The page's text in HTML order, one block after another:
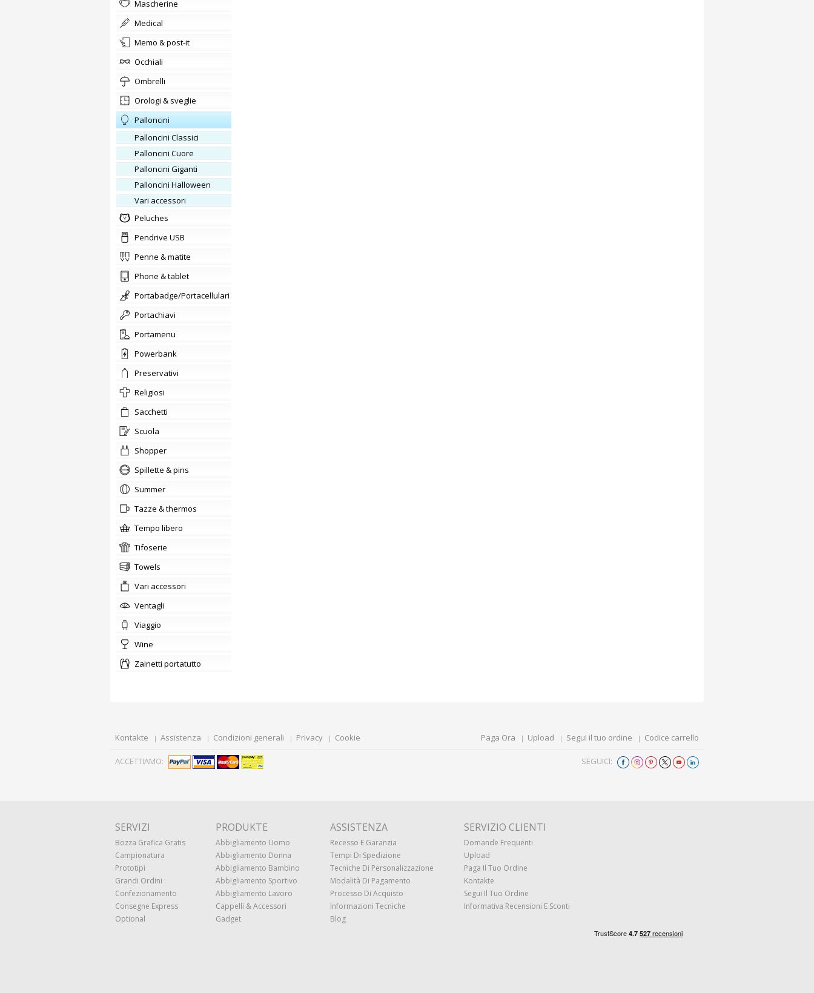
Mascherine
medical
memo & post-it
occhiali
ombrelli
orologi & sveglie
Palloncini
Palloncini Classici
Palloncini Cuore
Palloncini Giganti
Palloncini Halloween
vari accessori
Peluches
Pendrive USB
penne & matite
phone & tablet
portabadge/Portacellulari
portachiavi
Portamenu
Powerbank
preservativi
Religiosi
sacchetti
scuola
shopper
Spillette & pins
summer
tazze & thermos
tempo libero
tifoserie
Towels
Vari accessori
ventagli
viaggio
wine
zainetti portatutto
Kontakte Assistenza Condizioni generali Privacy Cookie Paga Ora Upload Segui il tuo ordine Codice carrello
ACCETTIAMO: SEGUICI:
SERVIZI
Bozza Grafica Gratis
Campionatura
Prototipi
Grandi Ordini
Confezionamento
Consegne Express
Optional
PRODUKTE
Abbigliamento Uomo
Abbigliamento Donna
Abbigliamento Bambino
Abbigliamento Sportivo
Abbigliamento Lavoro
Cappelli & Accessori
Gadget
ASSISTENZA
Recesso E Garanzia
Tempi Di Spedizione
Tecniche Di Personalizzazione
Modalità Di Pagamento
Processo Di Acquisto
Informazioni Tecniche
Blog
SERVIZIO CLIENTI
Domande Frequenti
Upload
Paga Il Tuo Ordine
Kontakte
Segui Il Tuo Ordine
Informativa Recensioni E Sconti